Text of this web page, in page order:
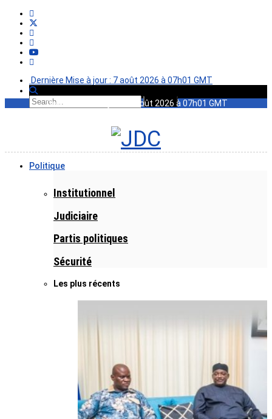
Dernière Mise à jour : 7 août 2026 à 07h01 GMT
Dernière Mise à jour : 7 août 2026 à 07h01 GMT
Politique
Institutionnel
Judiciaire
Partis politiques
Sécurité
Les plus récents